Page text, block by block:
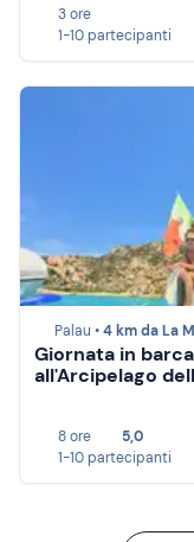
3 ore
1-10 partecipanti
Palau •4 km da La
Giornata in
all'Arcipelago
8 ore
5,0
1-10 partecipanti